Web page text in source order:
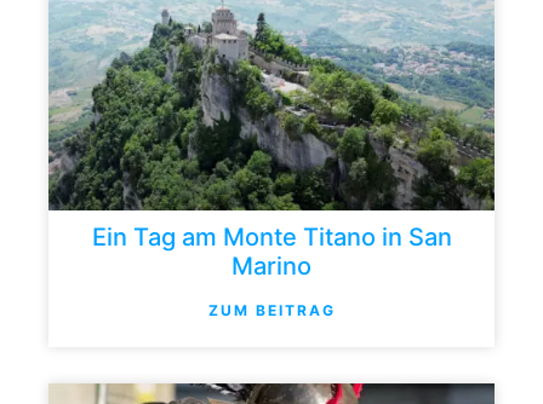
Ein Tag am Monte Titano in San
Marino
ZUM BEITRAG